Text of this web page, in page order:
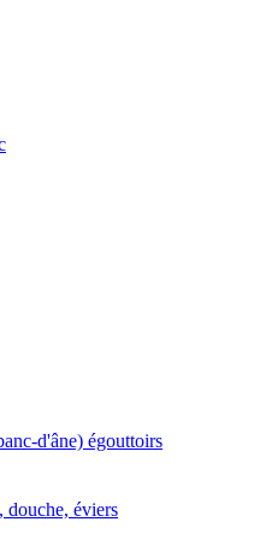
d'âne) égouttoirs
éviers